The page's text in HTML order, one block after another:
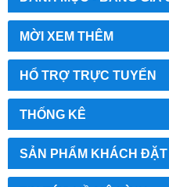
MỜI XEM THÊM
HỔ TRỢ TRỰC TUYẾN
THỐNG KÊ
SẢN PHẨM KHÁCH ĐẶT